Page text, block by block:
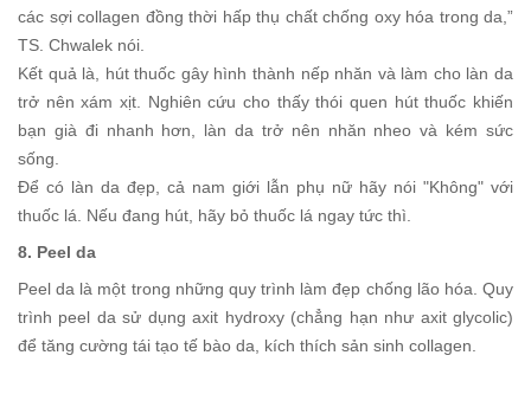
các sợi collagen đồng thời hấp thụ chất chống oxy hóa trong da,”
TS. Chwalek nói.
Kết quả là, hút thuốc gây hình thành nếp nhăn và làm cho làn da
trở nên xám xịt. Nghiên cứu cho thấy thói quen hút thuốc khiến
bạn già đi nhanh hơn, làn da trở nên nhăn nheo và kém sức
sống.
Để có làn da đẹp, cả nam giới lẫn phụ nữ hãy nói "Không" với
thuốc lá. Nếu đang hút, hãy bỏ thuốc lá ngay tức thì.
8. Peel da
Peel da là một trong những quy trình làm đẹp chống lão hóa. Quy
trình peel da sử dụng axit hydroxy (chẳng hạn như axit glycolic)
để tăng cường tái tạo tế bào da, kích thích sản sinh collagen.